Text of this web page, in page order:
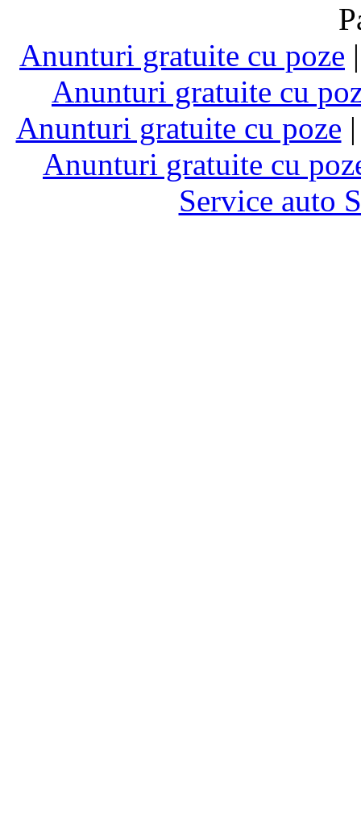
Anunturi gratuite cu poze
Anunturi gratuite cu
Anunturi gratuite cu poze
Anunturi gratuite cu
Service auto